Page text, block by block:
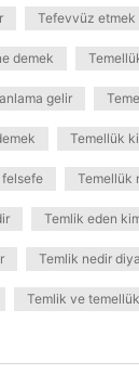
Tefevvüz etmek
demek
gelir
Temellük
felsefe Temellük
Temlik eden
Temlik nedir
Temlik ve